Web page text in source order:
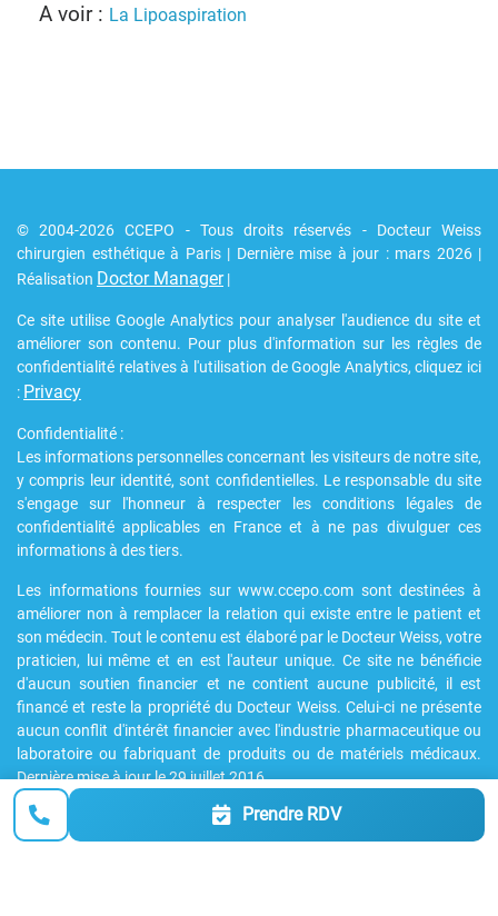
A voir : La Lipoaspiration
© 2004-2026 CCEPO - Tous droits réservés - Docteur Weiss
chirurgien esthétique à Paris | Dernière mise à jour : mars 2026 |
Réalisation Doctor Manager|
Ce site utilise Google Analytics pour analyser l'audience du site et
améliorer son contenu. Pour plus d'information sur les règles de
confidentialité relatives à l'utilisation de Google Analytics, cliquez ici
: Privacy
Confidentialité :
Les informations personnelles concernant les visiteurs de notre site,
y compris leur identité, sont confidentielles. Le responsable du site
s'engage sur l'honneur à respecter les conditions légales de
confidentialité applicables en France et à ne pas divulguer ces
informations à des tiers.
Les informations fournies sur www.ccepo.com sont destinées à
améliorer non à remplacer la relation qui existe entre le patient et
son médecin. Tout le contenu est élaboré par le Docteur Weiss, votre
praticien, lui même et en est l'auteur unique. Ce site ne bénéficie
d'aucun soutien financier et ne contient aucune publicité, il est
financé et reste la propriété du Docteur Weiss. Celui-ci ne présente
aucun conflit d'intérêt financier avec l'industrie pharmaceutique ou
laboratoire ou fabriquant de produits ou de matériels médicaux.
Dernière mise à jour le 29 juillet 2016
Prendre RDV